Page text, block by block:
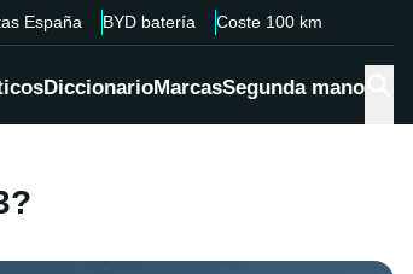
España BYD batería Coste 100 km
DiccionarioMarcasSegunda mano